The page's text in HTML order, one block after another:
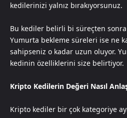
kedilerinizi yalnız bırakıyorsunuz.
Bu kediler belirli bi süreçten
Yumurta bekleme süreleri ise ne
sahipseniz o kadar uzun oluyor.
kedinin özelliklerini size belirtiyor.
Kripto Kedilerin Değeri Nasıl
Kripto kediler bir çok kategoriye